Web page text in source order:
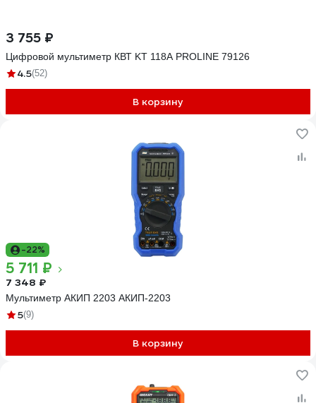
3 755 ₽
Цифровой мультиметр КВТ KT 118A PROLINE 79126
4.5(52)
В корзину
-22%
5 711 ₽
7 348 ₽
Мультиметр АКИП 2203 АКИП-2203
5(9)
В корзину